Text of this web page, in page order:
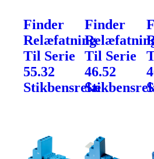
Finder
Relæfatning
Til Serie
55.32
Stikbensrelæ
Finder
Til Serie
46.52